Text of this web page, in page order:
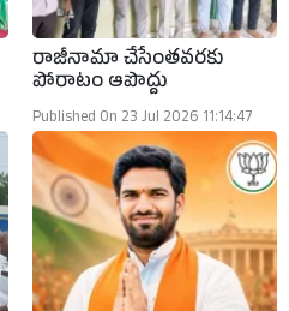
రాజీనామా చేసేంతవరకు
పోరాటం ఆపొద్దు
Published On 23 Jul 2026 11:14:47